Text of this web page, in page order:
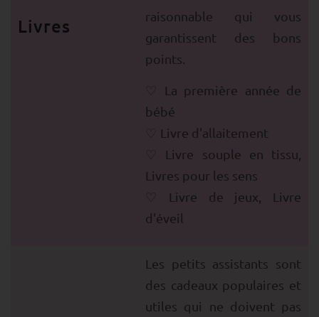
Livres
raisonnable qui vous
garantissent des bons
points.
La première année de
bébé
Livre d'allaitement
Livre souple en tissu,
Livres pour les sens
Livre de jeux, Livre
d'éveil
Les petits assistants sont
des cadeaux populaires et
utiles qui ne doivent pas